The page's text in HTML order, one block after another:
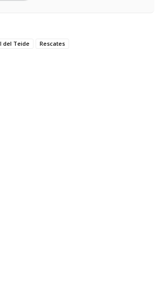
del Teide Rescates